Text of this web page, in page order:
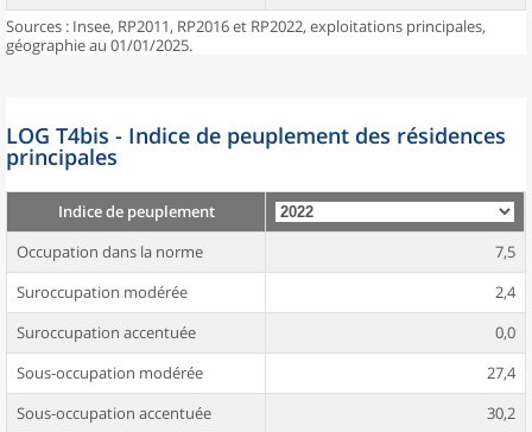
Sources : Insee, RP2011, RP2016 et RP2022, exploitations principales,
géographie au 01/01/2025.
LOG T4bis - Indice de peuplement des résidences
principales
Indice de peuplement
Occupation dans la norme
7,5
Suroccupation modérée
2,4
Suroccupation accentuée
0,0
Sous-occupation modérée
27,4
Sous-occupation accentuée
30,2